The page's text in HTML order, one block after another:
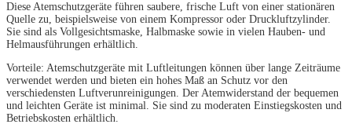
Diese Atemschutzgeräte führen saubere, frische Luft von einer stationären
Quelle zu, beispielsweise von einem Kompressor oder Druckluftzylinder.
Sie sind als Vollgesichtsmaske, Halbmaske sowie in vielen Hauben- und
Helmausführungen erhältlich.
Vorteile: Atemschutzgeräte mit Luftleitungen können über lange Zeiträume
verwendet werden und bieten ein hohes Maß an Schutz vor den
verschiedensten Luftverunreinigungen. Der Atemwiderstand der bequemen
und leichten Geräte ist minimal. Sie sind zu moderaten Einstiegskosten und
Betriebskosten erhältlich.